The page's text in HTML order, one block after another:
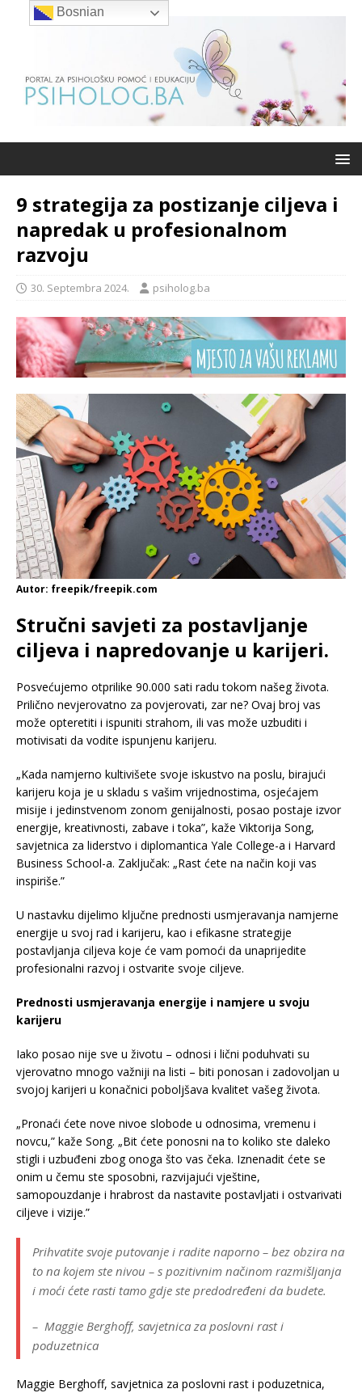
9 strategija za postizanje ciljeva i
napredak u profesionalnom
razvoju
30. Septembra 2024. psiholog.ba
Autor: freepik/freepik.com
Stručni savjeti za postavljanje
ciljeva i napredovanje u karijeri.
Posvećujemo otprilike 90.000 sati radu tokom našeg života.
Prilično nevjerovatno za povjerovati, zar ne? Ovaj broj vas
može opteretiti i ispuniti strahom, ili vas može uzbuditi i
motivisati da vodite ispunjenu karijeru.
„Kada namjerno kultivišete svoje iskustvo na poslu, birajući
karijeru koja je u skladu s vašim vrijednostima, osjećajem
misije i jedinstvenom zonom genijalnosti, posao postaje izvor
energije, kreativnosti, zabave i toka”, kaže Viktorija Song,
savjetnica za liderstvo i diplomantica Yale College-a i Harvard
Business School-a. Zaključak: „Rast ćete na način koji vas
inspiriše.”
U nastavku dijelimo ključne prednosti usmjeravanja namjerne
energije u svoj rad i karijeru, kao i efikasne strategije
postavljanja ciljeva koje će vam pomoći da unaprijedite
profesionalni razvoj i ostvarite svoje ciljeve.
Prednosti usmjeravanja energije i namjere u svoju
karijeru
Iako posao nije sve u životu – odnosi i lični poduhvati su
vjerovatno mnogo važniji na listi – biti ponosan i zadovoljan u
svojoj karijeri u konačnici poboljšava kvalitet vašeg života.
„Pronaći ćete nove nivoe slobode u odnosima, vremenu i
novcu,” kaže Song. „Bit ćete ponosni na to koliko ste daleko
stigli i uzbuđeni zbog onoga što vas čeka. Iznenadit ćete se
onim u čemu ste sposobni, razvijajući vještine,
samopouzdanje i hrabrost da nastavite postavljati i ostvarivati
ciljeve i vizije.”
Prihvatite svoje putovanje i radite naporno – bez obzira na
to na kojem ste nivou – s pozitivnim načinom razmišljanja
i moći ćete rasti tamo gdje ste predodređeni da budete.
– Maggie Berghoff, savjetnica za poslovni rast i
poduzetnica
Maggie Berghoff, savjetnica za poslovni rast i poduzetnica,
Bosnian